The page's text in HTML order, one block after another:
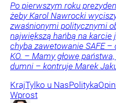
Po pierwszym roku
żeby Karol Nawrocki
zwaśnionymi politycznymi
największą hańbą na karcie
chyba zawetowanie SAFE
KO. – Mamy głowę
dumni – kontruje Marek
KrajTylko u NasPolityka
Wprost